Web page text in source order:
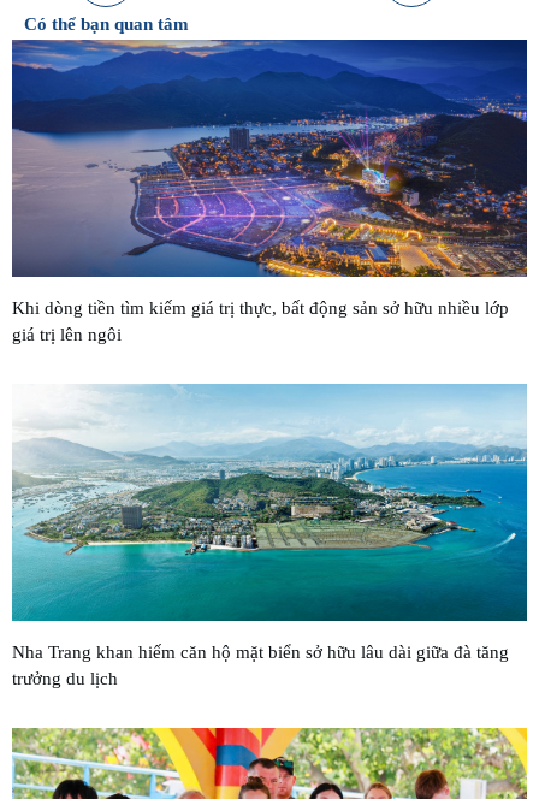
Có thể bạn quan tâm
Khi dòng tiền tìm kiếm giá trị thực, bất động sản sở hữu nhiều lớp
giá trị lên ngôi
Nha Trang khan hiếm căn hộ mặt biển sở hữu lâu dài giữa đà tăng
trưởng du lịch